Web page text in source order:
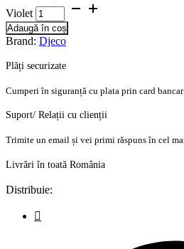
Violet
Adaugă în coș
Brand: Djeco
Plăți securizate
Cumperi în siguranță cu plata prin card bancar
Suport/ Relații cu clienții
Trimite un email și vei primi răspuns în cel
Livrări în toată România
Distribuie: